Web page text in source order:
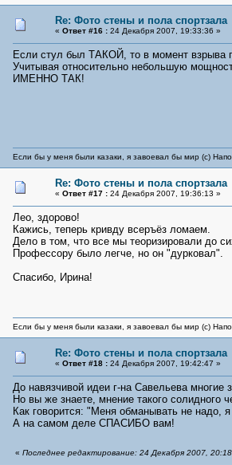
Re: Фото стены и пола спортзала
« Ответ #16 : 24 Декабря 2007, 19:33:36 »
Если стул был ТАКОЙ, то в момент взрыва
Учитывая относительно небольшую
ИМЕННО ТАК!
Если бы у меня были казаки, я завоевал бы мир (с)
Re: Фото стены и пола спортзала
« Ответ #17 : 24 Декабря 2007, 19:36:13 »
Лео, здорово!
Кажись, теперь кривду всеръёз ломаем.
Дело в том, что все мы теоризировали до
Профессору было легче, но он "дурковал".
Спасибо, Ирина!
Если бы у меня были казаки, я завоевал бы мир (с)
Re: Фото стены и пола спортзала
« Ответ #18 : 24 Декабря 2007, 19:42:47 »
До навязчивой идеи г-на Савельева
Но вы же знаете, мнение такого солидного
Как говорится: "Меня обманывать не надо,
А на самом деле СПАСИБО вам!
« Последнее редактирование: 24 Декабря 2007,